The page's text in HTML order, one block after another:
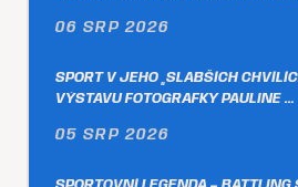
06 SRP 2026
SPORT V JEHO „SLABŠÍCH
VÝSTAVU FOTOGRAFKY PAULINE …
05 SRP 2026